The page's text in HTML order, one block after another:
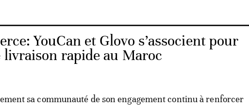
YouCan et Glovo s’associent pour
rapide au Maroc
sa communauté de son engagement continu à renforcer